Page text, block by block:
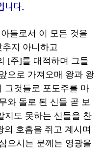
니다.
들로서 이 모든 것을
지 아니하고
[주]를 대적하며 그들
으로 가져오매 왕과 왕
그것들로 포도주를 마
와 돌로 된 신들 곧 보
지도 못하는 신들을 찬
호흡을 쥐고 계시며
으시는 분께는 영광을